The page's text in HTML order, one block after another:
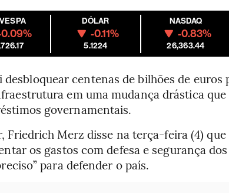
DÓLAR
-0.11%
5.1224
NASDAQ
-0.83%
26,363.44
centenas de bilhões de euros
em uma mudança drástica que
governamentais.
Friedrich Merz disse na terça-feira (4) que
os gastos com defesa e segurança
para defender o país.